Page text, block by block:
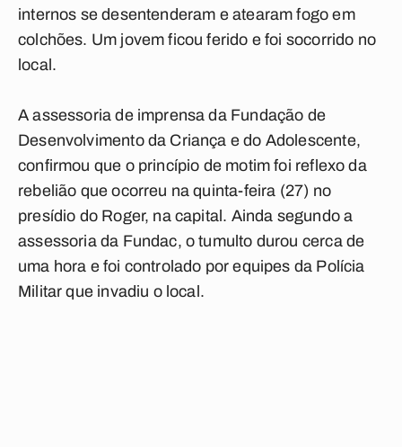
internos se desentenderam e atearam fogo em
colchões. Um jovem ficou ferido e foi socorrido no
local.
A assessoria de imprensa da Fundação de
Desenvolvimento da Criança e do Adolescente,
confirmou que o princípio de motim foi reflexo da
rebelião que ocorreu na quinta-feira (27) no
presídio do Roger, na capital. Ainda segundo a
assessoria da Fundac, o tumulto durou cerca de
uma hora e foi controlado por equipes da Polícia
Militar que invadiu o local.